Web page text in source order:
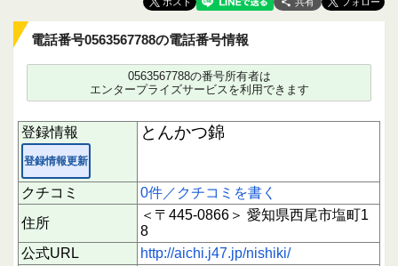
電話番号0563567788の電話番号情報
0563567788の番号所有者は
エンタープライズサービスを利用できます
登録情報
登録情報更新
とんかつ錦
クチコミ
0件／クチコミを書く
住所
＜〒445-0866＞ 愛知県西尾市塩町1
8
公式URL
http://aichi.j47.jp/nishiki/